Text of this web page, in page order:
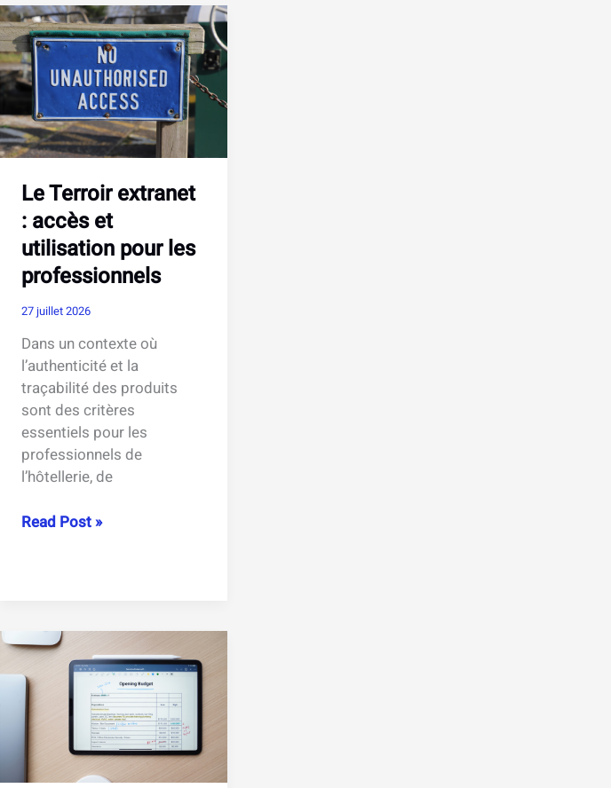
et
options
de
location
pour
vos
chantiers
Le Terroir extranet
: accès et
utilisation pour les
professionnels
27 juillet 2026
Dans un contexte où
l’authenticité et la
traçabilité des produits
sont des critères
essentiels pour les
professionnels de
l’hôtellerie, de
Le
utilisation
pour
les
professionnels
Read Post »